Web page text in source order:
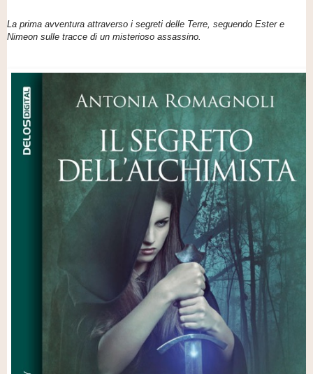
La prima avventura attraverso i segreti delle Terre, seguendo Ester e
Nimeon sulle tracce di un misterioso assassino.